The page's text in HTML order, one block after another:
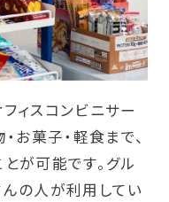
ィスコンビニサー
お菓子・軽食まで、
が可能です。グル
の人が利用してい